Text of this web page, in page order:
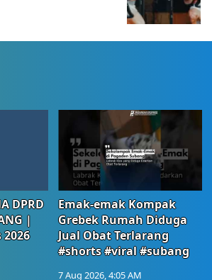
DPRD
|
Emak-emak Kompak
Grebek Rumah Diduga
Jual Obat Terlarang
#shorts #viral #subang
7 Aug 2026, 4:05 AM